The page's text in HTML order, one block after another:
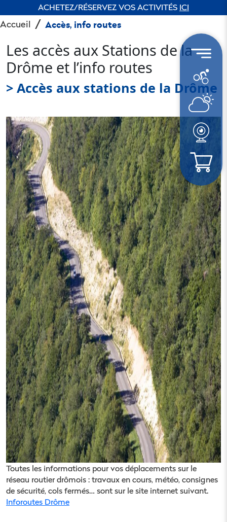
ACHETEZ/RÉSERVEZ VOS ACTIVITÉS ICI
Accueil Accès, info routes
Les accès aux Stations de la
Drôme et l’info routes
> Accès aux stations de la Drôme
Toutes les informations pour vos déplacements sur le
réseau routier drômois : travaux en cours, météo, consignes
de sécurité, cols fermés… sont sur le site internet suivant.
Inforoutes Drôme